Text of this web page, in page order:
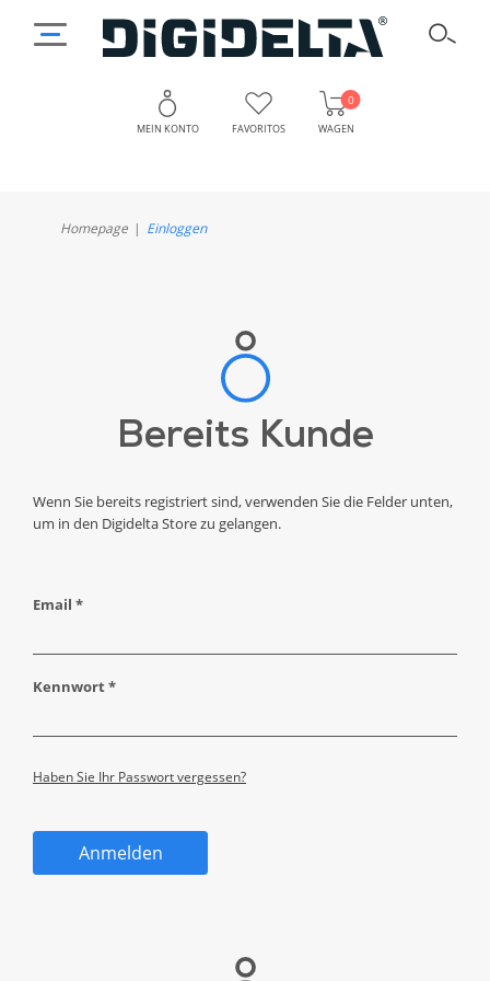
MEIN KONTO FAVORITOS WAGEN
0
Homepage Einloggen
Bereits Kunde
Wenn Sie bereits registriert sind, verwenden Sie die Felder unten,
um in den Digidelta Store zu gelangen.
Email *
Kennwort *
Haben Sie Ihr Passwort vergessen?
Anmelden